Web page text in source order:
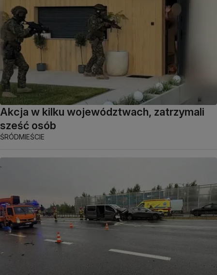
Akcja w kilku województwach, zatrzymali
sześć osób
ŚRÓDMIEŚCIE